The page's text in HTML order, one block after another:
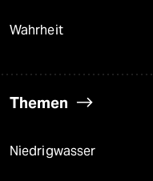
Wahrheit
Themen
Niedrigwasser